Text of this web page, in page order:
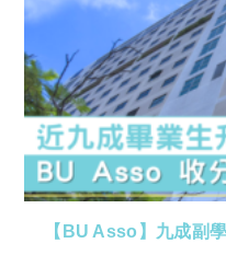
【BU Asso】九成副